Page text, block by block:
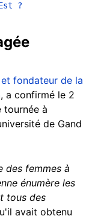
?
fondateur de la
, a confirmé le 2
tournée à
de Gand
des femmes à
énumère les
tous des
avait obtenu